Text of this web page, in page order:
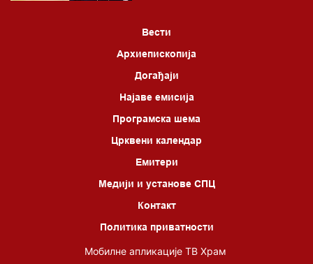
Вести
Архиепископија
Догађаји
Најаве емисија
Програмска шема
Црквени календар
Емитери
Медији и установе СПЦ
Контакт
Политика приватности
Мобилне апликације ТВ Храм